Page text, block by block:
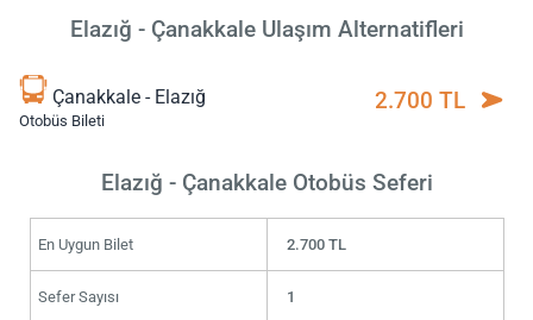
Elazığ - Çanakkale Ulaşım Alternatifleri
Çanakkale - Elazığ
Otobüs Bileti
2.700 TL
Elazığ - Çanakkale Otobüs Seferi
En Uygun Bilet 2.700 TL
Sefer Sayısı 1